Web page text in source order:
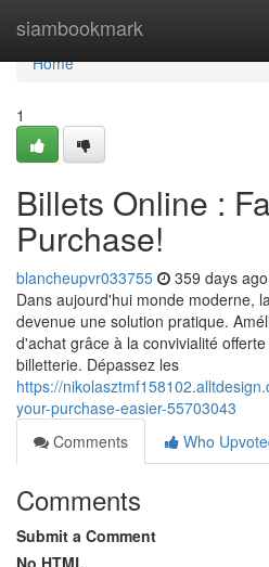
siambookmark
Home
Home
1
Billets Online :
Purchase!
blancheupvr033755 359 days ago
Dans aujourd'hui monde moderne,
devenue une solution pratique.
d'achat grâce à la convivialité
billetterie. Dépassez les
https://
your-purchase-easier-55703043
Comments
Who
Comments
Submit a Comment
No HTML